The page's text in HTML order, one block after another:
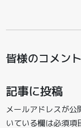
皆様のコメン
記事に投稿
メールアドレスが公
いている欄は必須項